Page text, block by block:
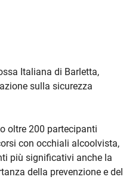
Italiana di Barletta,
sulla sicurezza
oltre 200 partecipanti
con occhiali alcoolvista,
più significativi anche la
della prevenzione e del